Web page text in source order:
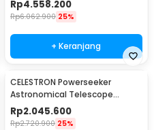
90EQ
Rp4.558.200
Rp6.062.900 25%
+ Keranjang
CELESTRON Powerseeker
Astronomical Telescope
Teropong 80mm - 80EQ
Rp2.045.600
Rp2.720.900 25%